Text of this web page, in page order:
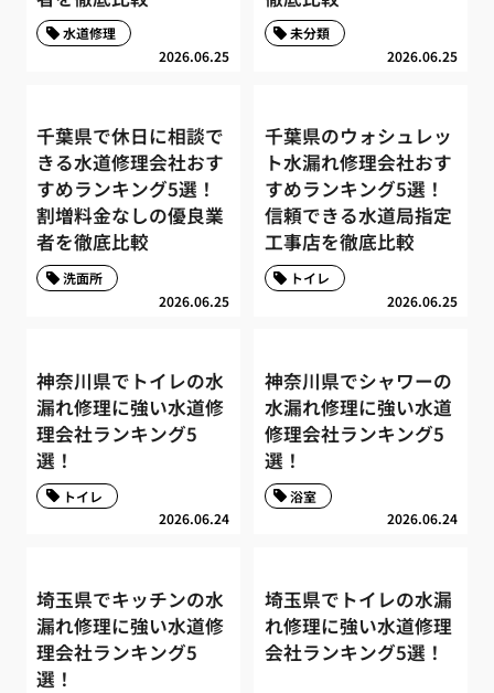
2026.06.25
水道修理
2026.06.25
未分類
千葉県で休日に相談で
きる水道修理会社おす
すめランキング5選！
割増料金なしの優良業
者を徹底比較
2026.06.25
洗面所
千葉県のウォシュレッ
ト水漏れ修理会社おす
すめランキング5選！
信頼できる水道局指定
工事店を徹底比較
2026.06.25
トイレ
神奈川県でトイレの水
漏れ修理に強い水道修
理会社ランキング5
選！
2026.06.24
トイレ
神奈川県でシャワーの
水漏れ修理に強い水道
修理会社ランキング5
選！
2026.06.24
浴室
埼玉県でキッチンの水
漏れ修理に強い水道修
理会社ランキング5
選！
埼玉県でトイレの水漏
れ修理に強い水道修理
会社ランキング5選！